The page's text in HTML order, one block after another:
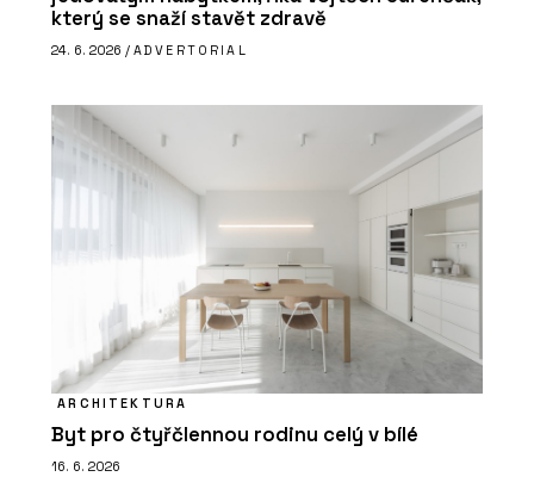
který se snaží stavět zdravě
24. 6. 2026 / ADVERTORIAL
ARCHITEKTURA
Byt pro čtyřčlennou rodinu celý v bílé
16. 6. 2026